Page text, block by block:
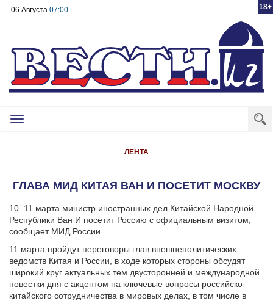
18+
06 Августа 07:00
Toggle
ЛЕНТА
ГЛАВА МИД КИТАЯ ВАН И ПОСЕТИТ МОСКВУ
10–11 марта министр иностранных дел Китайской Народной
Республики Ван И посетит Россию с официальным визитом,
сообщает МИД России.
11 марта пройдут переговоры глав внешнеполитических
ведомств Китая и России, в ходе которых стороны обсудят
широкий круг актуальных тем двусторонней и международной
повестки дня с акцентом на ключевые вопросы российско-
китайского сотрудничества в мировых делах, в том числе в